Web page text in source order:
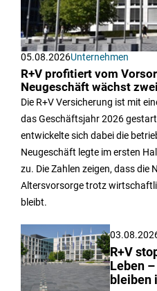
05.08.2026Unternehmen
R+V profitiert vom
Neugeschäft wächst
Die R+V Versicherung ist mit
das Geschäftsjahr 2026
entwickelte sich dabei die
Neugeschäft legte im ersten
zu. Die Zahlen zeigen, dass
Altersvorsorge trotz
bleibt.
R+V
Leben
bleiben